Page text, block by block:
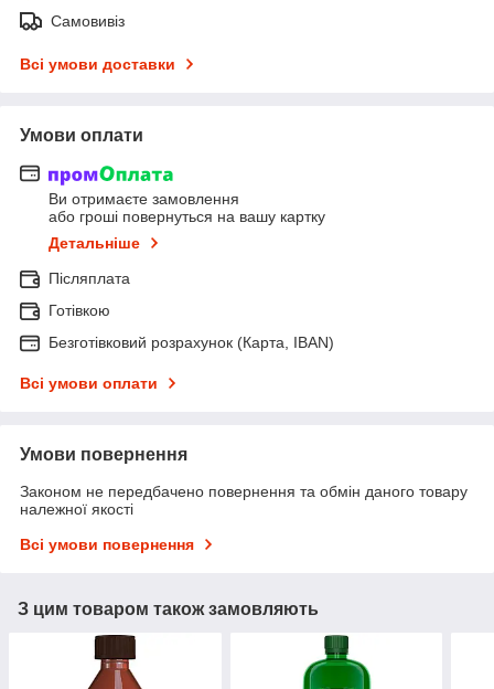
Самовивіз
Всі умови доставки
Умови оплати
Ви отримаєте замовлення
або гроші повернуться на вашу картку
Детальніше
Післяплата
Готівкою
Безготівковий розрахунок (Карта, IBAN)
Всі умови оплати
Умови повернення
Законом не передбачено повернення та обмін даного товару
належної якості
Всі умови повернення
З цим товаром також замовляють